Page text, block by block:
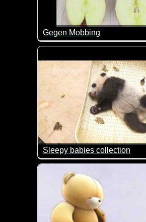
Gegen Mobbing
Wenn das nicht toll
Sleepy babies collection
Sind sie nicht goldig diese